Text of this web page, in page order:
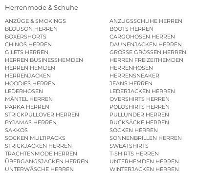
Herrenmode & Schuhe
ANZÜGE & SMOKINGS
ANZUGSSCHUHE HERREN
BLOUSON HERREN
BOOTS HERREN
BOXERSHORTS
CARGOHOSEN HERREN
CHINOS HERREN
DAUNENJACKEN HERREN
GILETS HERREN
GROSSE GRÖSSEN HERREN
HERREN BUSINESSHEMDEN
HERREN FREIZEITHEMDEN
HERREN HEMDEN
HERRENHOSEN
HERRENJACKEN
HERRENSNEAKER
HOODIES HERREN
JEANS HERREN
LEDERHOSEN
LEDERJACKEN HERREN
MÄNTEL HERREN
OVERSHIRTS HERREN
PARKA HERREN
POLOSHIRTS HERREN
STRICKPULLOVER HERREN
PULLUNDER HERREN
PYJAMAS HERREN
RUCKSÄCKE HERREN
SAKKOS
SOCKEN HERREN
SOCKEN MULTIPACKS
SONNENBRILLEN HERREN
STRICKJACKEN HERREN
SWEATSHIRTS
TRACHTENMODE HERREN
T-SHIRTS HERREN
ÜBERGANGSJACKEN HERREN
UNTERHEMDEN HERREN
UNTERWÄSCHE HERREN
WINTERJACKEN HERREN